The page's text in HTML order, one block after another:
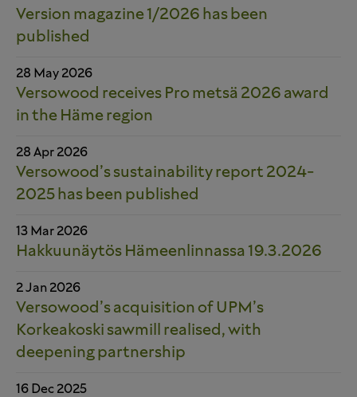
Version magazine 1/2026 has been
published
28 May 2026
Versowood receives Pro metsä 2026 award
in the Häme region
28 Apr 2026
Versowood’s sustainability report 2024-
2025 has been published
13 Mar 2026
Hakkuunäytös Hämeenlinnassa 19.3.2026
2 Jan 2026
Versowood’s acquisition of UPM’s
Korkeakoski sawmill realised, with
deepening partnership
16 Dec 2025